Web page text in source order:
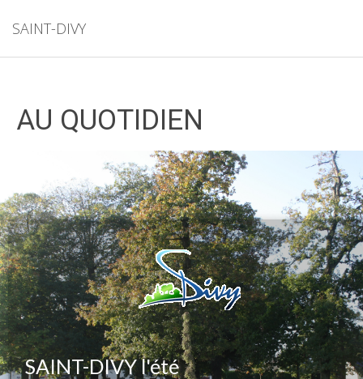
SAINT-DIVY
AU QUOTIDIEN
SAINT-DIVY l'été